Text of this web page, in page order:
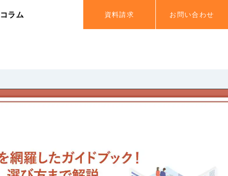
コラム 資料請求 お問い合わせ